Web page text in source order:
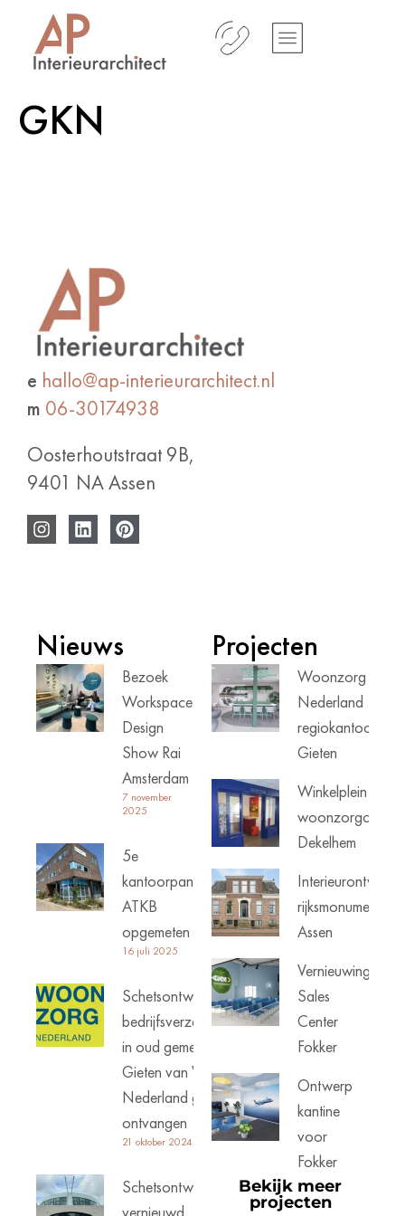
GKN
e hallo@ap-interieurarchitect.nl
m 06-30174938
Oosterhoutstraat 9B,
9401 NA Assen
Nieuws
Bezoek
Workspace
Design
Show Rai
Amsterdam
7 november
2025
5e
kantoorpand
ATKB
opgemeten
16 juli 2025
Schetsontwerp
bedrijfsverzamelgebouw
in oud gemeentehuis
Gieten van Woonzorg
Nederland goed
ontvangen
21 oktober 2024
Schetsontwerp
vernieuwd
Projecten
Woonzorg
Nederland
regiokantoor
Gieten
Winkelplein
Dekelhem
Interieurontwerp
rijksmonument
Assen
Vernieuwing
Sales
Center
Fokker
Ontwerp
kantine
voor
Fokker
Bekijk meer
projecten